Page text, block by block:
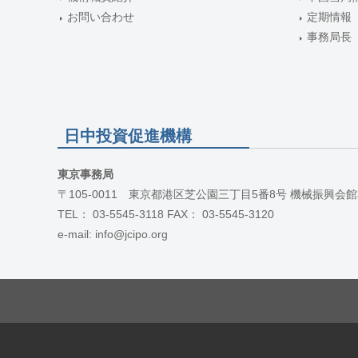
お問い合わせ
定期情報
事務局
日中投資促進機構
東京事務局
〒105-0011 東京都港区芝公園三丁目5番8号 機械振興会
TEL： 03-5545-3118 FAX： 03-5545-3120
e-mail: info@jcipo.org